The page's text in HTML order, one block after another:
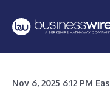
Nov 6, 2025 6:12 PM